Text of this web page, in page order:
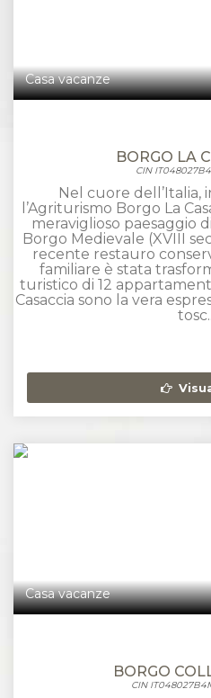
Casa vacanze
BORGO LA
CIN
Nel cuore dell’Italia,
l’Agriturismo Borgo La
meraviglioso paesaggio
Borgo Medievale (XVIII
recente restauro
familiare è stata
turistico di 12
Casaccia sono la vera
Casa vacanze
BORGO
CIN